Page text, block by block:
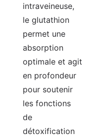
intraveineuse,
le glutathion
permet une
absorption
optimale et agit
en profondeur
pour soutenir
les fonctions
de
détoxification